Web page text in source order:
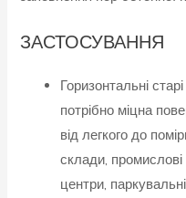
ЗАСТОСУВАННЯ
Горизонтальні
потрібно міцна
від легкого до
склади, промислові
центри,